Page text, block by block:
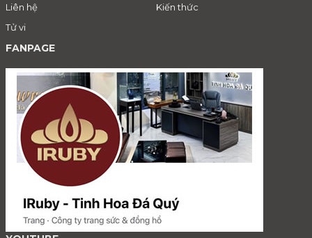
Liên hệ
Kiến thức
Tử vi
FANPAGE